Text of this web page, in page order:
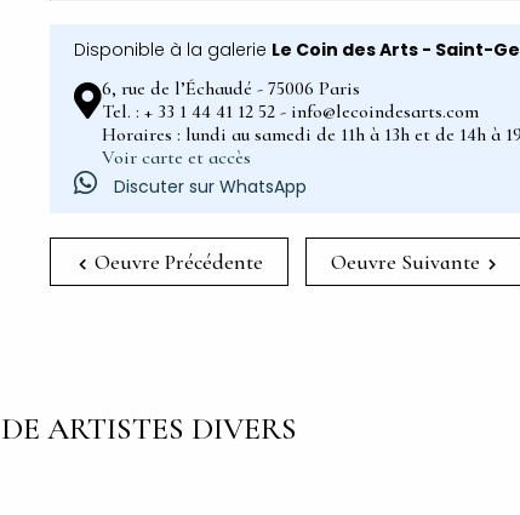
Disponible à la galerie Le Coin des Arts - Saint-
6, rue de l’Échaudé - 75006 Paris
Tel. : + 33 1 44 41 12 52 - info@lecoindesarts.com
Horaires : lundi au samedi de 11h à 13h et de 14h à
Voir carte et accès
Discuter sur WhatsApp
Oeuvre Précédente Oeuvre Suivante
ARTISTES DIVERS